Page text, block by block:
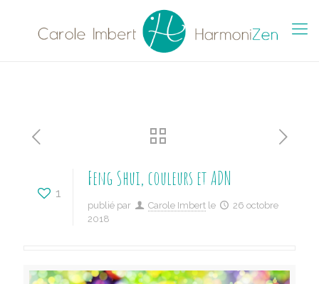
1
Feng Shui, couleurs et ADN
publié par Carole Imbert le
26 octobre
2018